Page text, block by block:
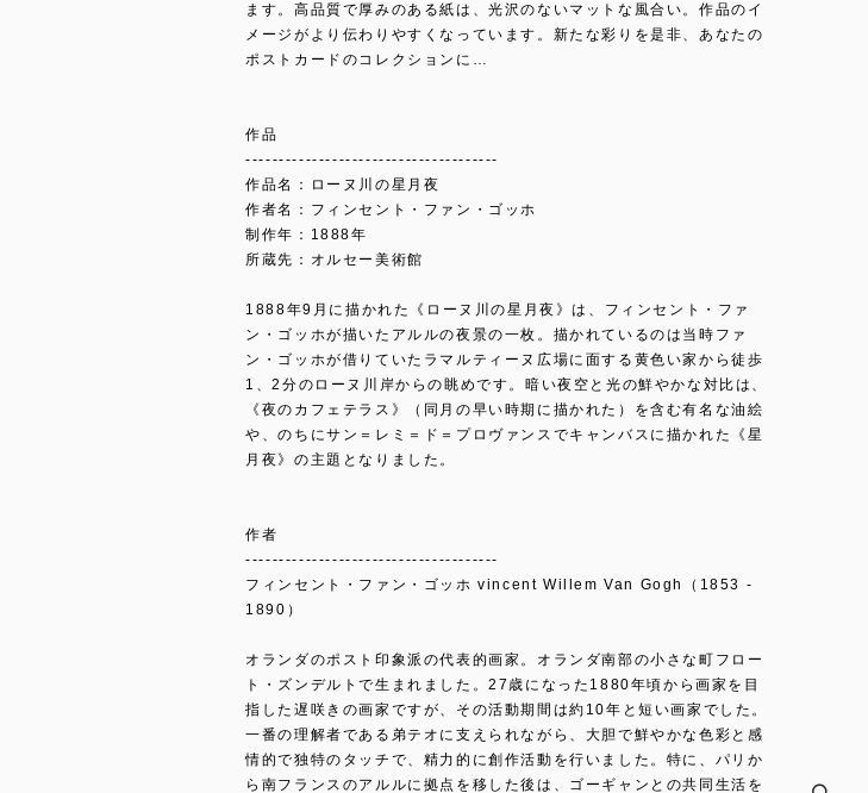
ます。高品質で厚みのある紙は、光沢のないマットな風合い。作品のイ
メージがより伝わりやすくなっています。新たな彩りを是非、あなたの
ポストカードのコレクションに…
作品
--------------------------------------
作品名：ローヌ川の星月夜
作者名：フィンセント・ファン・ゴッホ
制作年：1888年
所蔵先：オルセー美術館
1888年9月に描かれた《ローヌ川の星月夜》は、フィンセント・ファ
ン・ゴッホが描いたアルルの夜景の一枚。描かれているのは当時ファ
ン・ゴッホが借りていたラマルティーヌ広場に面する黄色い家から徒歩
1、2分のローヌ川岸からの眺めです。暗い夜空と光の鮮やかな対比は、
《夜のカフェテラス》（同月の早い時期に描かれた）を含む有名な油絵
や、のちにサン＝レミ＝ド＝プロヴァンスでキャンバスに描かれた《星
月夜》の主題となりました。
作者
--------------------------------------
フィンセント・ファン・ゴッホ vincent Willem Van Gogh（1853 -
1890）
オランダのポスト印象派の代表的画家。オランダ南部の小さな町フロー
ト・ズンデルトで生まれました。27歳になった1880年頃から画家を目
指した遅咲きの画家ですが、その活動期間は約10年と短い画家でした。
一番の理解者である弟テオに支えられながら、大胆で鮮やかな色彩と感
情的で独特のタッチで、精力的に創作活動を行いました。特に、パリか
ら南フランスのアルルに拠点を移した後は、ゴーギャンとの共同生活を